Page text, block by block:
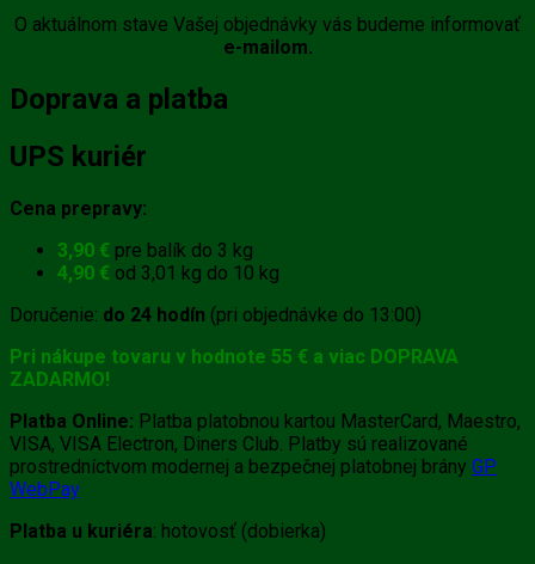
O aktuálnom stave Vašej objednávky vás budeme informovať
e-mailom.
Doprava a platba
UPS kuriér
Cena prepravy:
3,90 € pre balík do 3 kg
4,90 € od 3,01 kg do 10 kg
Doručenie: do 24 hodín (pri objednávke do 13:00)
Pri nákupe tovaru v hodnote 55 € a viac DOPRAVA
ZADARMO!
Platba Online: Platba platobnou kartou MasterCard, Maestro,
VISA, VISA Electron, Diners Club. Platby sú realizované
prostredníctvom modernej a bezpečnej platobnej brány GP
WebPay
Platba u kuriéra: hotovosť (dobierka)